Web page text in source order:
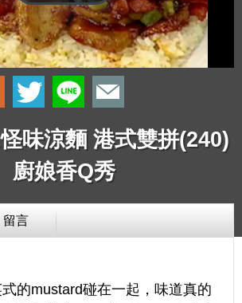
味涼麵 港式雙拼(240)
廚娘香Q秀
留言
的mustard碰在一起，味道真的